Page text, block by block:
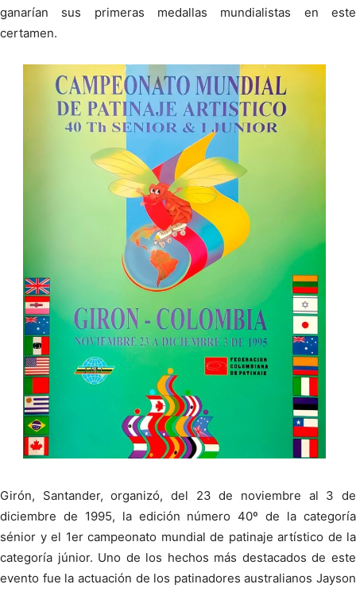
ganarían sus primeras medallas mundialistas en este
certamen.
Girón, Santander, organizó, del 23 de noviembre al 3 de
diciembre de 1995, la edición número 40º de la categoría
sénior y el 1er campeonato mundial de patinaje artístico de la
categoría júnior. Uno de los hechos más destacados de este
evento fue la actuación de los patinadores australianos Jayson